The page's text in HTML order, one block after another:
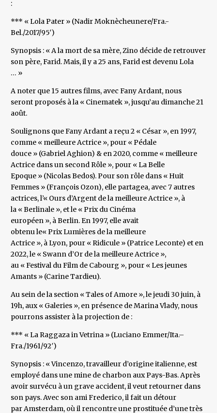
:
*** « Lola Pater » (Nadir Moknècheunere/Fra.-
Bel./2017/95′)
Synopsis : « A la mort de sa mère, Zino décide de retrouver
son père, Farid. Mais, il y a 25 ans, Farid est devenu Lola
… »
A noter que 15 autres films, avec Fany Ardant, nous
seront proposés à la « Cinematek », jusqu’au dimanche 21
août.
Soulignons que Fany Ardant a reçu 2 « César », en 1997,
comme « meilleure Actrice », pour « Pédale
douce » (Gabriel Aghion) & en 2020, comme « meilleure
Actrice dans un second Rôle », pour « La Belle
Epoque » (Nicolas Bedos). Pour son rôle dans « Huit
Femmes » (François Ozon), elle partagea, avec 7 autres
actrices, l’« Ours d’Argent de la meilleure Actrice », à
la « Berlinale », et le « Prix du Cinéma
européen », à Berlin. En 1997, elle avait
obtenu le« Prix Lumières de la meilleure
Actrice », à Lyon, pour « Ridicule » (Patrice Leconte) et en
2022, le « Swann d’Or de la meilleure Actrice »,
au « Festival du Film de Cabourg », pour « Les jeunes
Amants » (Carine Tardieu).
Au sein de la section « Tales of Amore », le jeudi 30 juin, à
19h, aux « Galeries », en présence de Marina Vlady, nous
pourrons assister à la projection de :
*** « La Raggaza in Vetrina » (Luciano Emmer/Ita.–
Fra./1961/92′)
Synopsis : « Vincenzo, travailleur d’origine italienne, est
employé dans une mine de charbon aux Pays-Bas. Après
avoir survécu à un grave accident, il veut retourner dans
son pays. Avec son ami Frederico, il fait un détour
par Amsterdam, où il rencontre une prostituée d’une très